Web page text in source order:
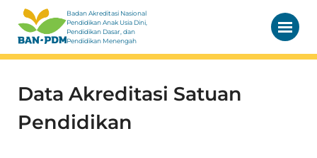
Badan Akreditasi Nasional
Pendidikan Anak Usia Dini,
Pendidikan Dasar, dan
Pendidikan Menengah
Data Akreditasi Satuan
Pendidikan